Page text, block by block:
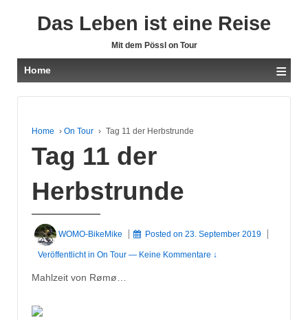
Das Leben ist eine Reise
Mit dem Pössl on Tour
Home ≡
Home › On Tour › Tag 11 der Herbstrunde
Tag 11 der
Herbstrunde
WOMO-BikeMike Posted on23. September 2019
Veröffentlicht in On Tour — Keine Kommentare ↓
Mahlzeit von Rømø…